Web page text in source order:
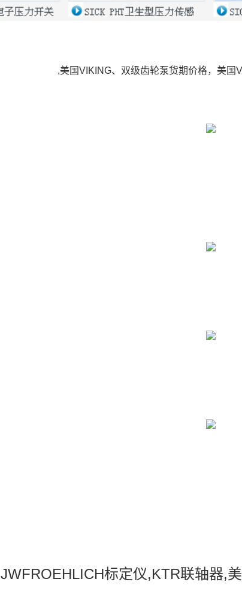
,美国VIKING、双级齿轮泵货期价格，美国
JWFROEHLICH标定仪,KTR联轴器,